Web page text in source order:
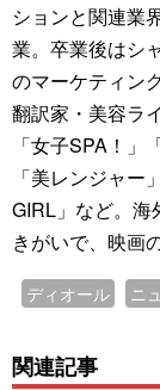
ションと関連業
業。卒業後はシ
のマーケティン
翻訳家・美容ラ
「女子SPA！
「美レンジャ
GIRL」など。海
きがいで、映画
ディオール ニ
関連記事